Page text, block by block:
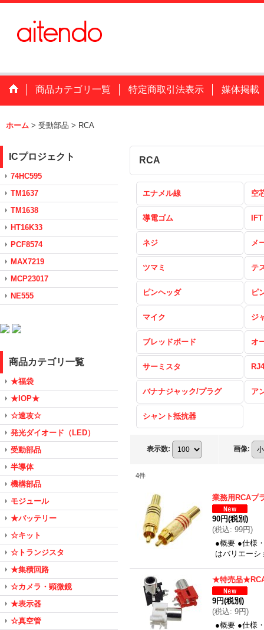
商品カテゴリ一覧 特定商取引法表示 媒体掲載
ホーム > 受動部品 > RCA
ICプロジェクト
74HC595
TM1637
TM1638
HT16K33
PCF8574
MAX7219
MCP23017
NE555
商品カテゴリ一覧
★福袋
★IOP★
☆速攻☆
発光ダイオード（LED）
受動部品
半導体
機構部品
モジュール
★バッテリー
☆キット
☆トランジスタ
★集積回路
☆カメラ・顕微鏡
★表示器
☆真空管
RCA
エナメル線 空
導電ゴム IFT
ネジ メ
ツマミ テ
ピンヘッダ ピ
マイク ジ
ブレッドボード オ
サーミスタ
バナナジャック/プラグ ア
シャント抵抗器
表示数: 画像:
4件
業務用RCAプ
90円(税別)
(税込: 99円)
●概要 ●仕様
はバリエー
★特売品
9円(税別)
(税込: 9円)
●概要 ●仕様